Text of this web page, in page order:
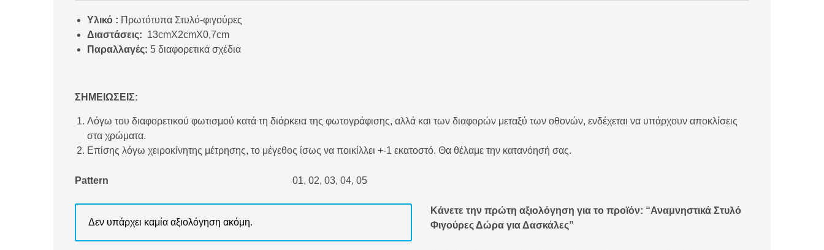
Υλικό : Πρωτότυπα Στυλό-φιγούρες
Διαστάσεις: 13cmX2cmX0,7cm
Παραλλαγές: 5 διαφορετικά σχέδια
ΣΗΜΕΙΩΣΕΙΣ:
Λόγω του διαφορετικού φωτισμού κατά τη διάρκεια της φωτογράφισης, αλλά και των διαφορών μεταξύ των οθονών, ενδέχεται να υπάρχουν αποκλίσεις
στα χρώματα.
Επίσης λόγω χειροκίνητης μέτρησης, το μέγεθος ίσως να ποικίλλει +-1 εκατοστό. Θα θέλαμε την κατανόησή σας.
Pattern 01, 02, 03, 04, 05
Δεν υπάρχει καμία αξιολόγηση ακόμη.
Κάνετε την πρώτη αξιολόγηση για το προϊόν: “Αναμνηστικά Στυλό
Φιγούρες Δώρα για Δασκάλες”